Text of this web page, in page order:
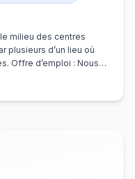
milieu des centres
plusieurs d’un lieu où
Offre d’emploi : Nous